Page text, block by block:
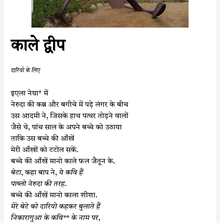
काले द्वीप
दारियो के लिए
इएला नेग्रा* में
नेरुदा की कब्र और बगीचे में पड़े लंगर के बीच
उस आदमी ने, जिसके हाथ पत्थर तोड़ने वालों
जैसे थे, पांच साल के अपने बच्चे को उठाया
ताकि उस बच्चे की आँखें
मेरी आँखों को टटोल सकें.
बच्चे की आँखें मानो काले फल जैतून के.
बेटा, कहा बाप ने,ये कवि हैं
पाब्लो नेरुदा की तरह.
बच्चे की आँखें मानो काला शीशा.
मेरे बेटे को दारियो कहकर बुलाते हैं
निकारागुआ के कवि** के नाम पर,